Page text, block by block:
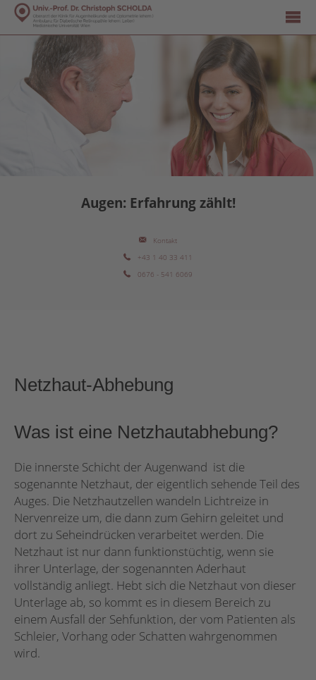
Augen: Erfahrung zählt!
Kontakt
+43 1 40 33 411
0676 - 541 6069
Netzhaut-Abhebung
Was ist eine Netzhautabhebung?
Die innerste Schicht der Augenwand ist die
sogenannte Netzhaut, der eigentlich sehende Teil des
Auges. Die Netzhautzellen wandeln Lichtreize in
Nervenreize um, die dann zum Gehirn geleitet und
dort zu Seheindrücken verarbeitet werden. Die
Netzhaut ist nur dann funktionstüchtig, wenn sie
ihrer Unterlage, der sogenannten Aderhaut
vollständig anliegt. Hebt sich die Netzhaut von dieser
Unterlage ab, so kommt es in diesem Bereich zu
einem Ausfall der Sehfunktion, der vom Patienten als
Schleier, Vorhang oder Schatten wahrgenommen
wird.